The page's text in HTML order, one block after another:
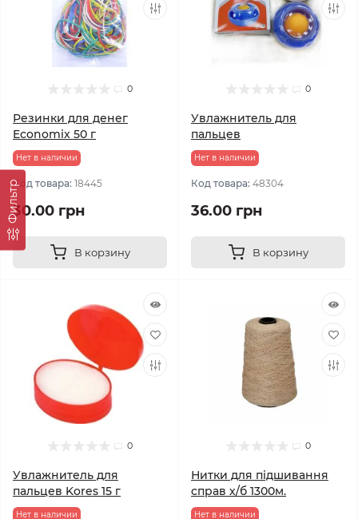
Фильтр
0
Резинки для денег
Economix 50 г
Нет в наличии
Код товара: 18445
30.00 грн
В корзину
0
Увлажнитель для
пальцев
Нет в наличии
Код товара: 48304
36.00 грн
В корзину
0
Увлажнитель для
пальцев Kores 15 г
Нет в наличии
0
Нитки для підшивання
справ х/б 1300м.
Нет в наличии